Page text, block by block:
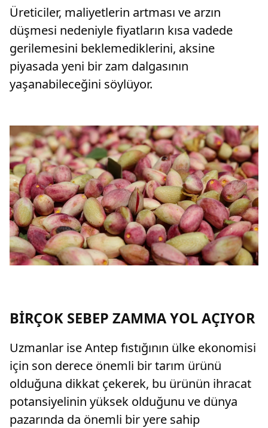
Üreticiler, maliyetlerin artması ve arzın
düşmesi nedeniyle fiyatların kısa vadede
gerilemesini beklemediklerini, aksine
piyasada yeni bir zam dalgasının
yaşanabileceğini söylüyor.
BİRÇOK SEBEP ZAMMA YOL AÇIYOR
Uzmanlar ise Antep fıstığının ülke ekonomisi
için son derece önemli bir tarım ürünü
olduğuna dikkat çekerek, bu ürünün ihracat
potansiyelinin yüksek olduğunu ve dünya
pazarında da önemli bir yere sahip